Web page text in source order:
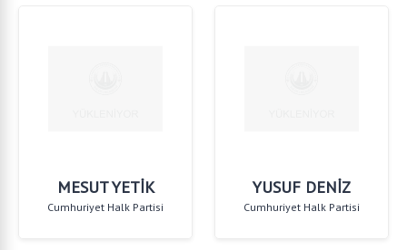
MESUT YETİK
Cumhuriyet Halk Partisi
YUSUF DENİZ
Cumhuriyet Halk Partisi